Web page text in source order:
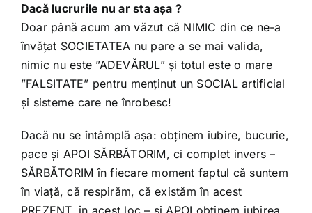
Dacă lucrurile nu ar sta așa ?
Doar până acum am văzut că NIMIC din ce ne-a
învățat SOCIETATEA nu pare a se mai valida,
nimic nu este ”ADEVĂRUL” și totul este o mare
”FALSITATE” pentru menținut un SOCIAL artificial
și sisteme care ne înrobesc!
Dacă nu se întâmplă așa: obținem iubire, bucurie,
pace și APOI SĂRBĂTORIM, ci complet invers –
SĂRBĂTORIM în fiecare moment faptul că suntem
în viață, că respirăm, că existăm în acest
PREZENT, în acest loc – și APOI obținem iubirea,